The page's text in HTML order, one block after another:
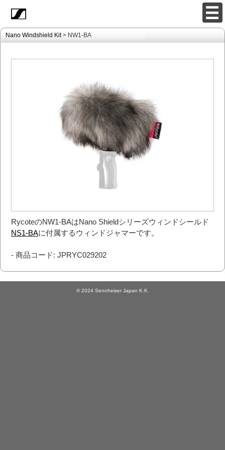
Nano Windshield Kit> NW1-BA
RycoteのNW1-BAはNano Shieldシリーズウィンドシールド
NS1-BAに付属するウィンドジャマーです。
- 商品コード: JPRYC029202
© 2024 Sennheiser Japan K.K.